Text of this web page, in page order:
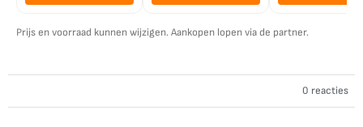
Prijs en voorraad kunnen wijzigen. Aankopen lopen via de partner.
0 reacties